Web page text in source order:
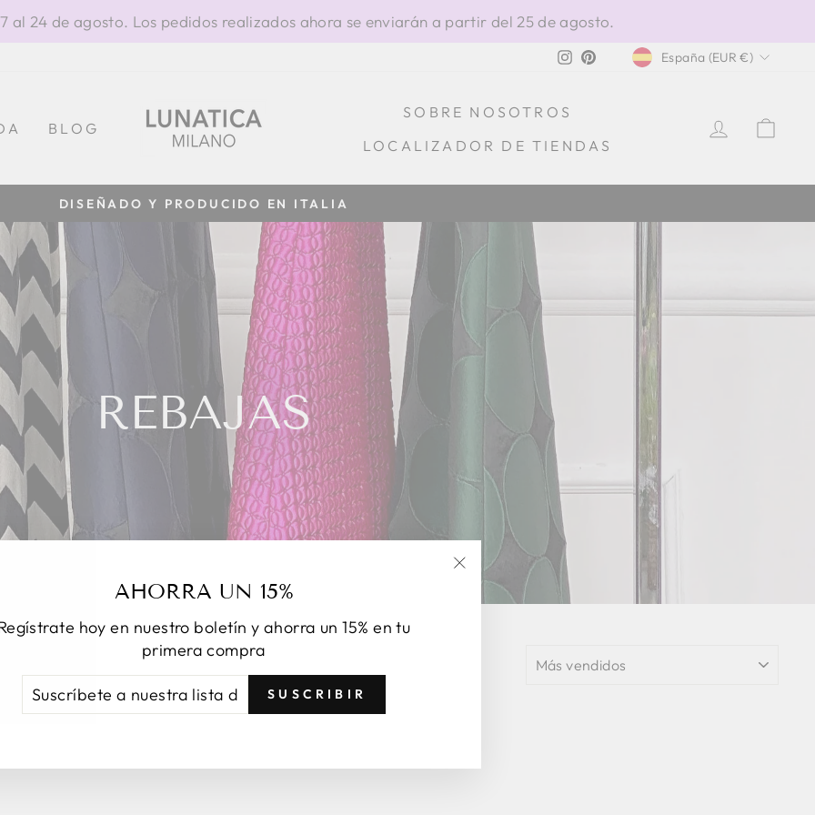
al 24 de agosto. Los pedidos realizados ahora se enviarán a partir del 25 de agosto.
Instagram
PinterestMONEDA
España (EUR €)
BLOG
SOBRE NOSOTROS
LOCALIZADOR DE TIENDAS
diapositivas
pausa
DISEÑADO Y PRODUCIDO EN ITALIA
AHORRA UN 15%
hoy en nuestro boletín y ahorra un 15% en tu
primera compra
SUSCRIBIR
"Cerrar
(esc)"
REBAJAS